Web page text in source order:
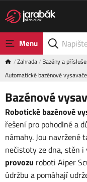
Menu
Zahrada Bazény a
Automatické bazénové vysavače
Bazénové
Robotické bazénové
řešení pro pohodlné a
námahy. Jou navržené
nečistoty ze dna, stěn
provozu roboti Aiper
údržbu a pomáhají